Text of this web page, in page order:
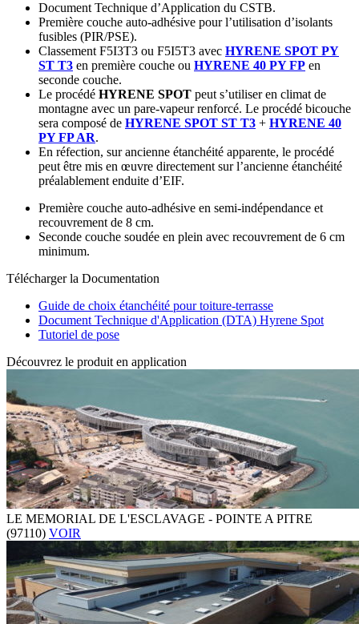
Document Technique d’Application du CSTB.
Première couche auto-adhésive pour l’utilisation d’isolants
fusibles (PIR/PSE).
Classement F5I3T3 ou F5I5T3 avec HYRENE SPOT PY
ST T3 en première couche ou HYRENE 40 PY FP en
seconde couche.
Le procédé HYRENE SPOT peut s’utiliser en climat de
montagne avec un pare-vapeur renforcé. Le procédé bicouche
sera composé de HYRENE SPOT ST T3 + HYRENE 40
PY FP AR.
En réfection, sur ancienne étanchéité apparente, le procédé
peut être mis en œuvre directement sur l’ancienne étanchéité
préalablement enduite d’EIF.
Première couche auto-adhésive en semi-indépendance et
recouvrement de 8 cm.
Seconde couche soudée en plein avec recouvrement de 6 cm
minimum.
Télécharger la Documentation
Guide de choix étanchéité pour toiture-terrasse
Document Technique d'Application (DTA) Hyrene Spot
Tutoriel de pose
Découvrez le produit en application
LE MEMORIAL DE L'ESCLAVAGE - POINTE A PITRE
(97110) VOIR